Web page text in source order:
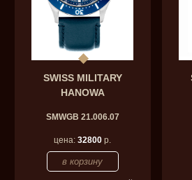
SWISS MILITARY
HANOWA
SMWGB 21.006.07
цена:32800 р.